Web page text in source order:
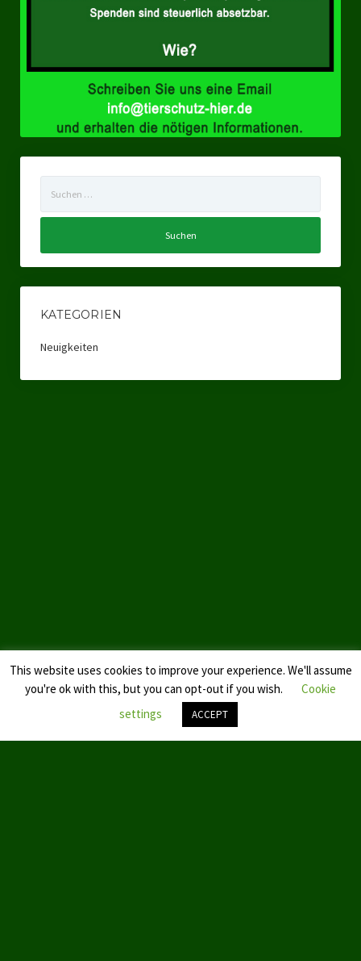
nach:
KATEGORIEN
Neuigkeiten
This website uses cookies to improve your experience. We'll assume
you're ok with this, but you can opt-out if you wish.
Cookie
settings
ACCEPT